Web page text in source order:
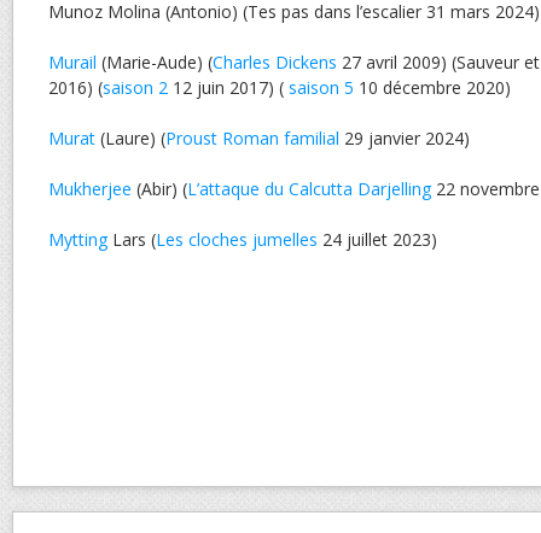
Munoz Molina (Antonio) (Tes pas dans l’escalier 31 mars 2024)
Murail (Marie-Aude) (Charles Dickens 27 avril 2009) (Sauveur
2016) (saison 2 12 juin 2017) ( saison 5 10 décembre 2020)
Murat (Laure) (Proust Roman familial 29 janvier 2024)
Mukherjee (Abir) (L’attaque du Calcutta Darjelling22
MyttingLars (Les cloches jumelles 24 juillet 2023)